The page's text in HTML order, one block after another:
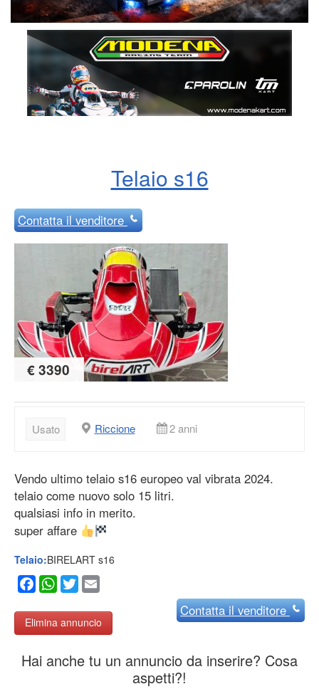
Telaio s16
Contattail venditore
€ 3390
Usato Riccione 2 anni
Vendo ultimo telaio s16 europeo val vibrata 2024.
telaio come nuovo solo 15 litri.
qualsiasi info in merito.
super affare
Telaio:BIRELART s16
Facebook
WhatsApp
Twitter
Elimina annuncio
Contattail venditore
Hai anche tu un annuncio da inserire? Cosa
aspetti?!